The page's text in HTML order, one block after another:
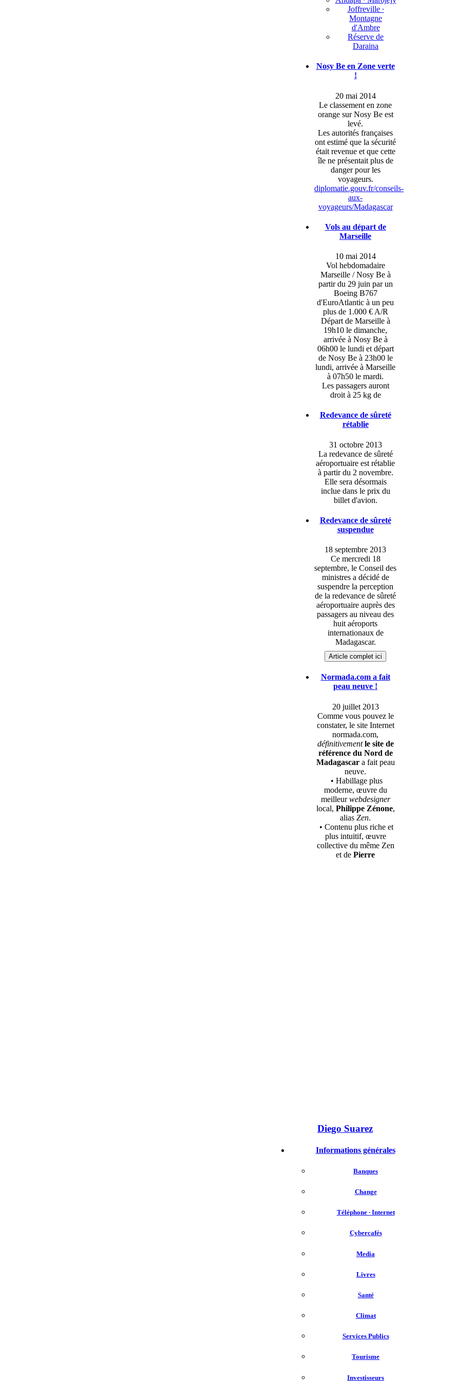
Joffreville ∙
Montagne
d'Ambre
Réserve de
Daraina
Nosy Be en Zone verte
!
20 mai 2014
Le classement en zone
orange sur Nosy Be est
levé.
Les autorités françaises
ont estimé que la sécurité
était revenue et que cette
île ne présentait plus de
danger pour les
voyageurs.
diplomatie.gouv.fr/conseils-
aux-
voyageurs/Madagascar
Vols au départ de
Marseille
10 mai 2014
Vol hebdomadaire
Marseille / Nosy Be à
partir du 29 juin par un
Boeing B767
d'EuroAtlantic à un peu
plus de 1.000 € A/R
Départ de Marseille à
19h10 le dimanche,
arrivée à Nosy Be à
06h00 le lundi et départ
de Nosy Be à 23h00 le
lundi, arrivée à Marseille
à 07h50 le mardi.
Les passagers auront
droit à 25 kg de
Redevance de sûreté
rétablie
31 octobre 2013
La redevance de sûreté
aéroportuaire est rétablie
à partir du 2 novembre.
Elle sera désormais
inclue dans le prix du
billet d'avion.
Redevance de sûreté
suspendue
18 septembre 2013
Ce mercredi 18
septembre, le Conseil des
ministres a décidé de
suspendre la perception
de la redevance de sûreté
aéroportuaire auprès des
passagers au niveau des
huit aéroports
internationaux de
Madagascar.
Article complet ici
Normada.com a fait
peau neuve !
20 juillet 2013
Comme vous pouvez le
constater, le site Internet
normada.com,
définitivement le site de
référence du Nord de
Madagascara fait peau
neuve.
• Habillage plus
moderne, œuvre du
meilleurwebdesigner
local, Philippe Zénone,
alias Zen.
• Contenu plus riche et
plus intuitif, œuvre
collective du même Zen
et de Pierre
Diego Suarez
Informations générales
Banques
Change
Téléphone ∙ Internet
Cybercafés
Media
Livres
Santé
Climat
Services Publics
Tourisme
Investisseurs